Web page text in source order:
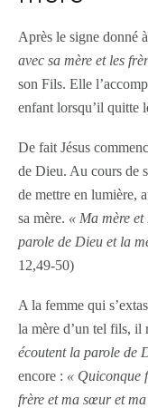
Après le signe donné
avec sa mère et les
son Fils. Elle
enfant lorsqu’il quitte
De fait Jésus
de Dieu. Au cours de
de mettre en lumière,
sa mère. « Ma mère et
parole de Dieu et la
12,49-50)
A la femme qui
la mère d’un tel fils, il
écoutent la parole de
encore : « Quiconque
frère et ma sœur et ma